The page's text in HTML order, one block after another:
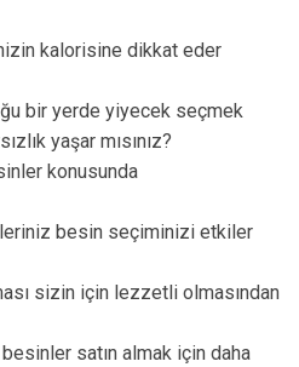
kalorisine dikkat eder
bir yerde yiyecek seçmek
yaşar mısınız?
konusunda
besin seçiminizi etkiler
sizin için lezzetli olmasından
satın almak için daha